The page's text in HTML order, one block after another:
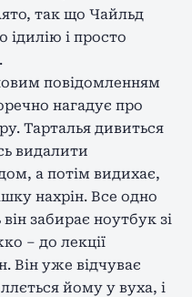
так що Чайльд
ідилію і просто
повідомленням
нагадує про
Тарталья дивиться
видалити
а потім видихає,
нахрін. Все одно
забирає ноутбук зі
– до лекції
Він уже відчуває
йому у вуха, і